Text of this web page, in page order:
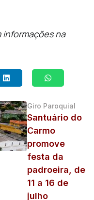
na
Giro Paroquial
Santuário do
Carmo
promove
festa da
padroeira, de
11 a 16 de
julho